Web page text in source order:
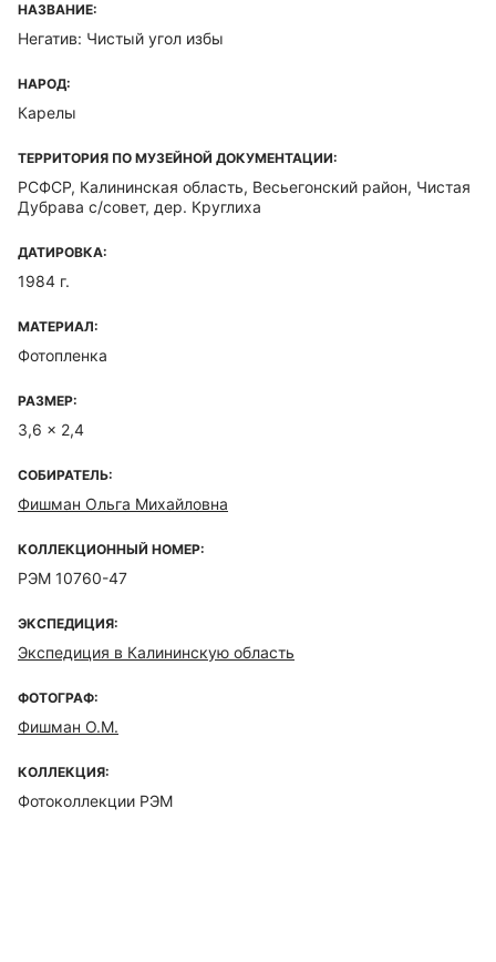
НАЗВАНИЕ:
Негатив: Чистый угол избы
НАРОД:
Карелы
ТЕРРИТОРИЯ ПО МУЗЕЙНОЙ ДОКУМЕНТАЦИИ:
РСФСР, Калининская область, Весьегонский район, Чистая
Дубрава с/совет, дер. Круглиха
ДАТИРОВКА:
1984 г.
МАТЕРИАЛ:
Фотопленка
РАЗМЕР:
3,6 x 2,4
СОБИРАТЕЛЬ:
Фишман Ольга Михайловна
КОЛЛЕКЦИОННЫЙ НОМЕР:
РЭМ 10760-47
ЭКСПЕДИЦИЯ:
Экспедиция в Калининскую область
ФОТОГРАФ:
Фишман О.М.
КОЛЛЕКЦИЯ:
Фотоколлекции РЭМ